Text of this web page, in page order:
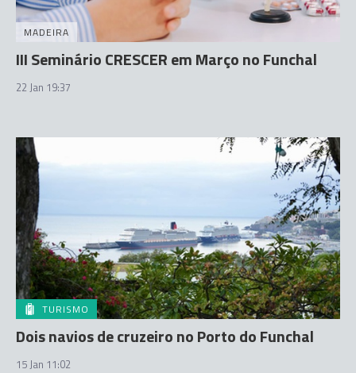
MADEIRA
III Seminário CRESCER em Março no Funchal
22 Jan 19:37
TURISMO
Dois navios de cruzeiro no Porto do Funchal
15 Jan 11:02